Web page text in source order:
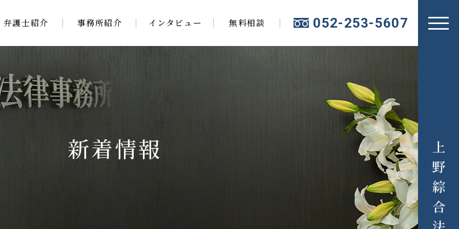
弁護士紹介 事務所紹介 インタビュー 無料相談 052-253-5607
新着情報